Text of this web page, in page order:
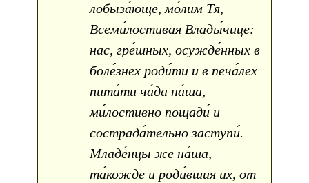
лобыза́юще, мо́лим Тя,
Всеми́лостивая Влады́чице:
нас, гре́шных, осужде́нных в
боле́знех роди́ти и в печа́лех
пита́ти ча́да на́ша,
ми́лостивно пощади́ и
сострада́тельно заступи́.
Младе́нцы же на́ша,
та́кожде и роди́вшия их, от